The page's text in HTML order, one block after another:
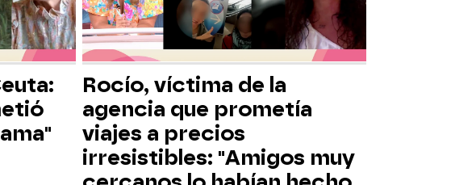
Rocío, víctima de la
agencia que prometía
viajes a precios
irresistibles: "Amigos muy